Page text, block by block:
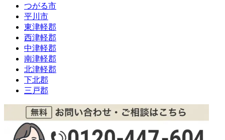
つがる市
平川市
東津軽郡
西津軽郡
中津軽郡
南津軽郡
北津軽郡
下北郡
三戸郡